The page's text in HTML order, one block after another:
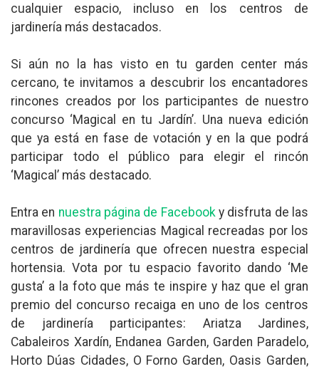
cualquier espacio, incluso en los centros de
jardinería más destacados.
Si aún no la has visto en tu garden center más
cercano, te invitamos a descubrir los encantadores
rincones creados por los participantes de nuestro
concurso ‘Magical en tu Jardín’. Una nueva edición
que ya está en fase de votación y en la que podrá
participar todo el público para elegir el rincón
‘Magical’ más destacado.
Entra en nuestra página de Facebooky disfruta de las
maravillosas experiencias Magical recreadas por los
centros de jardinería que ofrecen nuestra especial
hortensia. Vota por tu espacio favorito dando ‘Me
gusta’ a la foto que más te inspire y haz que el gran
premio del concurso recaiga en uno de los centros
de jardinería participantes: Ariatza Jardines,
Cabaleiros Xardín, Endanea Garden, Garden Paradelo,
Horto Dúas Cidades, O Forno Garden, Oasis Garden,